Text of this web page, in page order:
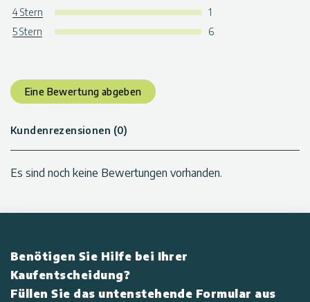
4 Stern
1
5 Stern
6
Eine Bewertung abgeben
Kundenrezensionen (0)
Es sind noch keine Bewertungen vorhanden.
Benötigen Sie Hilfe bei Ihrer
Kaufentscheidung?
Füllen Sie das untenstehende Formular aus